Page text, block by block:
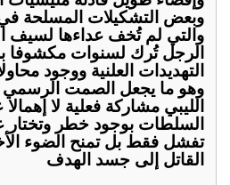
وبعض التشكيلات المسلحة
والتي لم تُخف عداءها لسيف
الرجل تُرك لسنوات مكشوفا
التهديدات العلنية ووجود
وهو ما يجعل الصمت
الليبي مشاركة فعلية لا إهمالا
السلطات بوجود خطر وتختار
تفشل فقط بل تمنح الضوء
القاتل إلى جسد الهدف